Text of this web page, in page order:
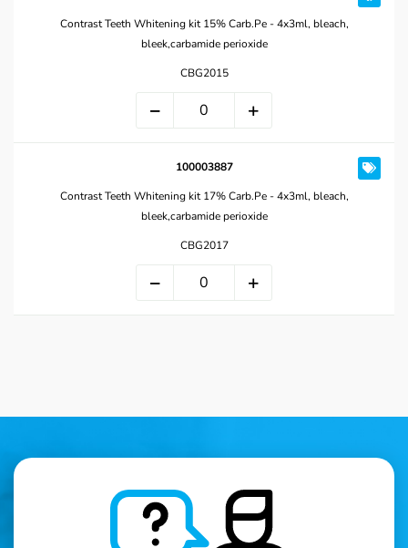
Contrast Teeth Whitening kit 15% Carb.Pe - 4x3ml, bleach,
bleek,carbamide perioxide
CBG2015
100003887
Contrast Teeth Whitening kit 17% Carb.Pe - 4x3ml, bleach,
bleek,carbamide perioxide
CBG2017